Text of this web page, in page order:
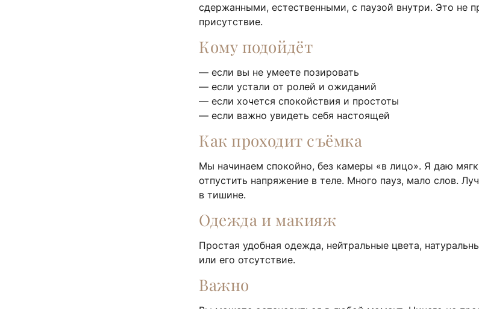
сдержанными, естественными, с паузой внутри. Это не
присутствие.
Кому подойдёт
— если вы не умеете позировать
— если устали от ролей и ожиданий
— если хочется спокойствия и простоты
— если важно увидеть себя настоящей
Как проходит съёмка
Мы начинаем спокойно, без камеры «в лицо». Я даю
отпустить напряжение в теле. Много пауз, мало слов.
в тишине.
Одежда и макияж
Простая удобная одежда, нейтральные цвета,
или его отсутствие.
Важно